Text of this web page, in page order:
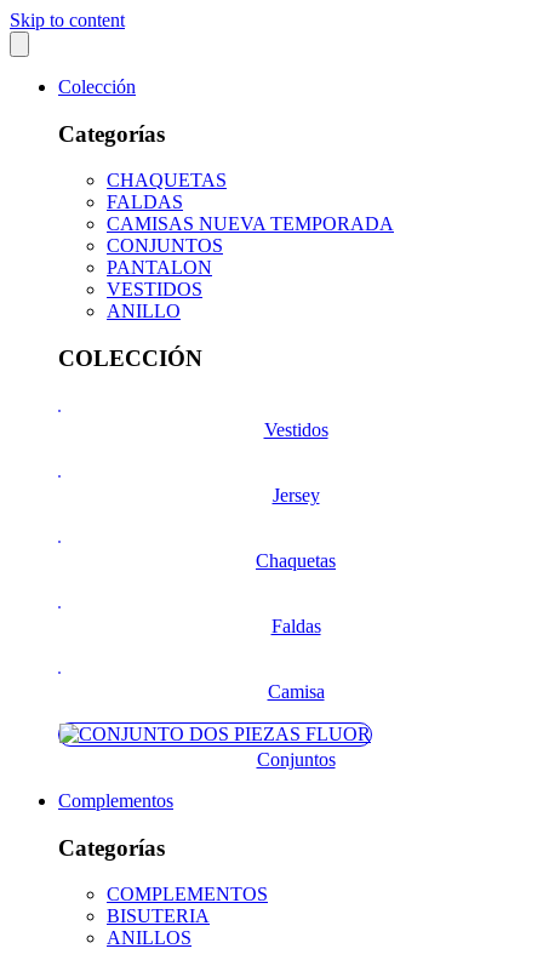
Skip to content
Colección
Categorías
CHAQUETAS
FALDAS
CAMISAS NUEVA TEMPORADA
CONJUNTOS
PANTALON
VESTIDOS
ANILLO
COLECCIÓN
Vestidos
Jersey
Chaquetas
Faldas
Camisa
Conjuntos
Complementos
Categorías
COMPLEMENTOS
BISUTERIA
ANILLOS